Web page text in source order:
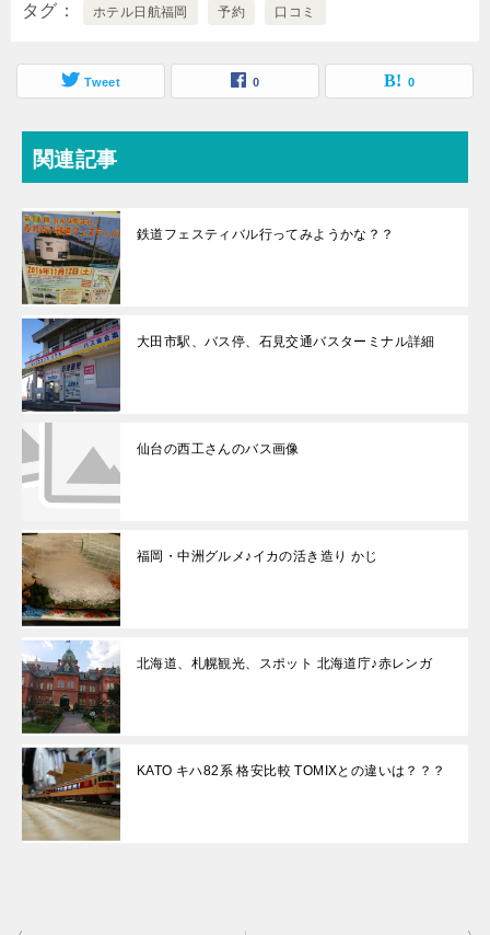
タグ ホテル日航福岡 予約 口コミ
Tweet 0 0
関連記事
鉄道フェスティバル行ってみようかな？？
大田市駅、バス停、石見交通バスターミナル詳細
仙台の西工さんのバス画像
福岡・中洲グルメ♪イカの活き造り かじ
北海道、札幌観光、スポット 北海道庁♪赤レンガ
KATO キハ82系 格安比較 TOMIXとの違いは？？？